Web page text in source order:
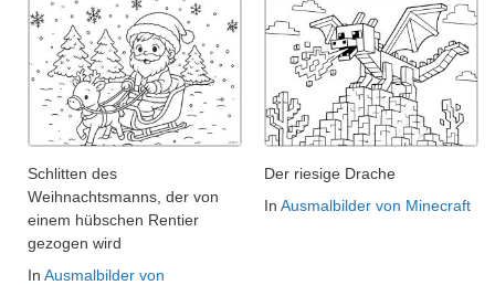
Schlitten des
Weihnachtsmanns, der von
einem hübschen Rentier
gezogen wird
In Ausmalbilder von
Der riesige Drache
In Ausmalbilder von Minecraft